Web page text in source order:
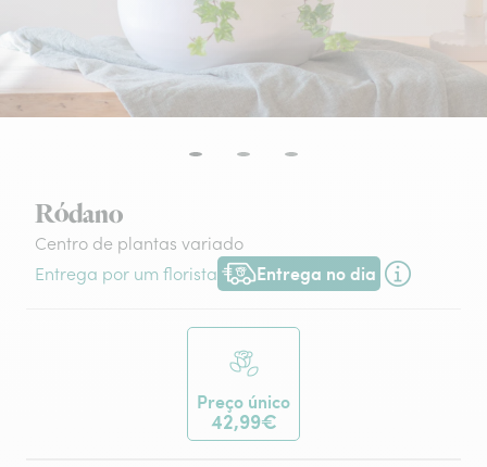
Ródano
Centro de plantas variado
Entrega por um florista
Entrega no dia
Entrega hoje ou na data à tua
Preço único
42,99€